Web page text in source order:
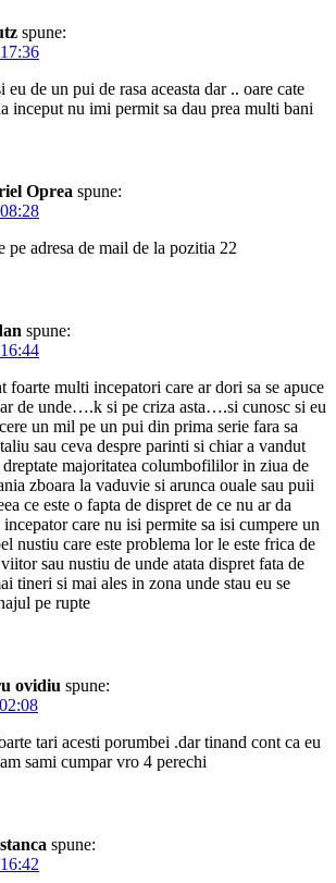
spune:
eu de un pui de rasa aceasta dar .. oare cate
inceput nu imi permit sa dau prea multi bani
Oprea spune:
pe adresa de mail de la pozitia 22
spune:
foarte multi incepatori care ar dori sa se apuce
de unde….k si pe criza asta….si cunosc si eu
un mil pe un pui din prima serie fara sa
sau ceva despre parinti si chiar a vandut
majoritatea columbofililor in ziua de
zboara la vaduvie si arunca ouale sau puii
ce este o fapta de dispret de ce nu ar da
care nu isi permite sa isi cumpere un
nustiu care este problema lor le este frica de
sau nustiu de unde atata dispret fata de
tineri si mai ales in zona unde stau eu se
pe rupte
ovidiu spune:
tari acesti porumbei .dar tinand cont ca eu
sami cumpar vro 4 perechi
spune: